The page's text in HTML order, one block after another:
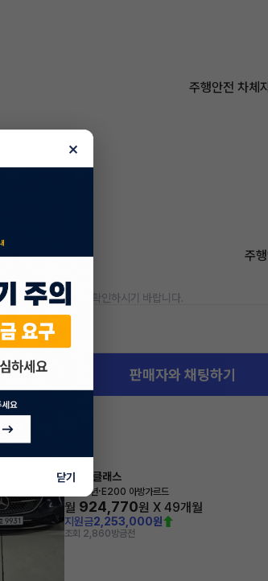
주행안전 차체
주
는 판매자와 반드시 확인하시기 바랍니다.
치
소하동
판매자와 채팅하기
벤츠 E클래스
2025년· E200 아방가르드
월 924,770원 X 49개월
지원금2,253,000원
조회 2,860방금전
×
닫기